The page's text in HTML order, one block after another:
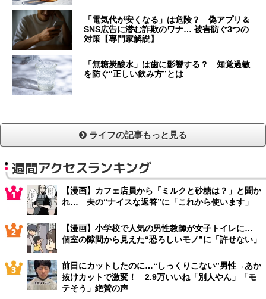
「電気代が安くなる」は危険？ 偽アプリ＆
SNS広告に潜む詐欺のワナ… 被害防ぐ3つの
対策【専門家解説】
「無糖炭酸水」は歯に影響する？ 知覚過敏
を防ぐ“正しい飲み方”とは
ライフの記事もっと見る
週間アクセスランキング
【漫画】カフェ店員から「ミルクと砂糖は？」と聞か
れ… 夫の“ナイスな返答”に「これから使います」
【漫画】小学校で人気の男性教師が女子トイレに…
個室の隙間から見えた“恐ろしいモノ”に「許せない」
前日にカットしたのに…“しっくりこない”男性→あか
抜けカットで激変！ 2.9万いいね「別人やん」「モ
テそう」絶賛の声